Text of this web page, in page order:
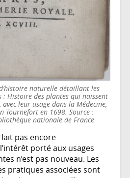
naturelle détaillant les
: Histoire des plantes qui naissent
leur usage dans la Médecine,
Tournefort en 1698. Source :
nationale de France
pas encore
porté aux usages
n’est pas nouveau. Les
pratiques associées sont